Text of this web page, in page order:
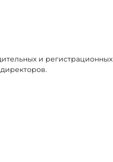
и регистрационных